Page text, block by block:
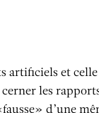
artificiels et celle
les
d’une